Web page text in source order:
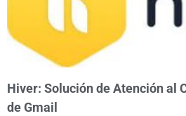
Hiver: Solución de Atención al
de Gmail